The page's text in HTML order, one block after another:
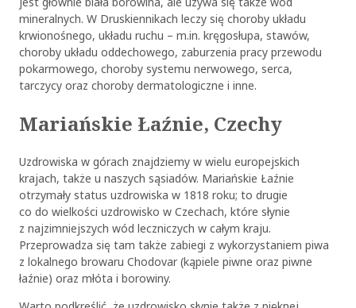
mineralnych. W Druskiennikach leczy się choroby układu
krwionośnego, układu ruchu – m.in. kręgosłupa, stawów,
choroby układu oddechowego, zaburzenia pracy przewodu
pokarmowego, choroby systemu nerwowego, serca,
tarczycy oraz choroby dermatologiczne i inne.
Mariańskie Łaźnie, Czechy
Uzdrowiska w górach znajdziemy w wielu europejskich
krajach, także u naszych sąsiadów. Mariańskie Łaźnie
otrzymały status uzdrowiska w 1818 roku; to drugie
co do wielkości uzdrowisko w Czechach, które słynie
z najzimniejszych wód leczniczych w całym kraju.
Przeprowadza się tam także zabiegi z wykorzystaniem piwa
z lokalnego browaru Chodovar (kąpiele piwne oraz piwne
łaźnie) oraz młóta i borowiny.